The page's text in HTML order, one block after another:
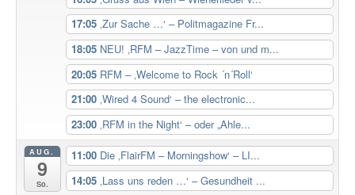
17:05 ‚Zur Sache …‘ – Politmagazine Fr...
18:05 NEU! ‚RFM – JazzTime – von und m...
20:05 RFM – ‚Welcome to Rock ´n´Roll‘
21:00 ‚Wired 4 Sound‘ – the electronic...
23:00 ‚RFM in the Night‘ – oder „Ahle...
AUG.
9
So.
11:00 Die ‚FlairFM – Morningshow‘ – LI...
14:05 ‚Lass uns reden …‘ – Gesundheit ...